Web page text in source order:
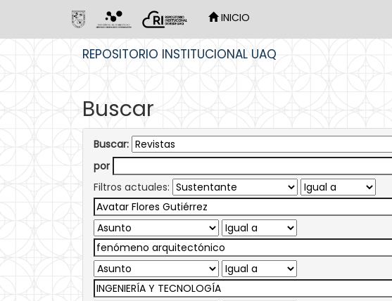
INICIO
REPOSITORIO INSTITUCIONAL UAQ
Buscar
Buscar:
por
Filtros actuales: